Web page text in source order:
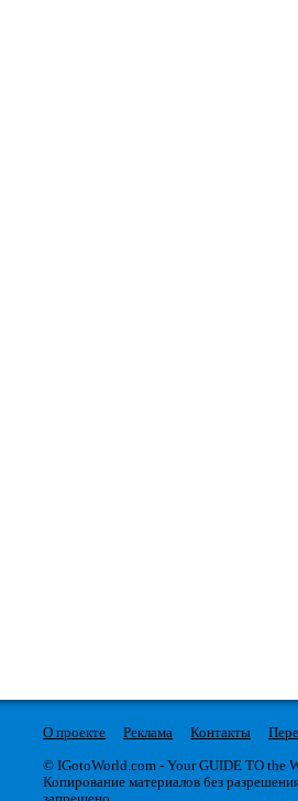
О проекте Реклама Контакты
© IGotoWorld.com - Your GUIDE TO the
Копирование материалов без